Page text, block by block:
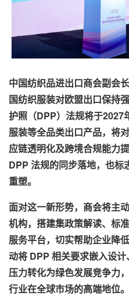
中国纺织品进出口商会副会
国纺织服装对欧盟出口保持
护照（DPP）法规将于2027
服装等全品类出口产品，将
应链透明化及跨境合规能力
DPP 法规的同步落地，也标
重塑。
面对这一新形势，商会将主
机构，搭建集政策解读、标
服务平台，切实帮助企业降
动将 DPP 相关要求嵌入设
压力转化为绿色发展竞争力
行业在全球市场的高端地位。